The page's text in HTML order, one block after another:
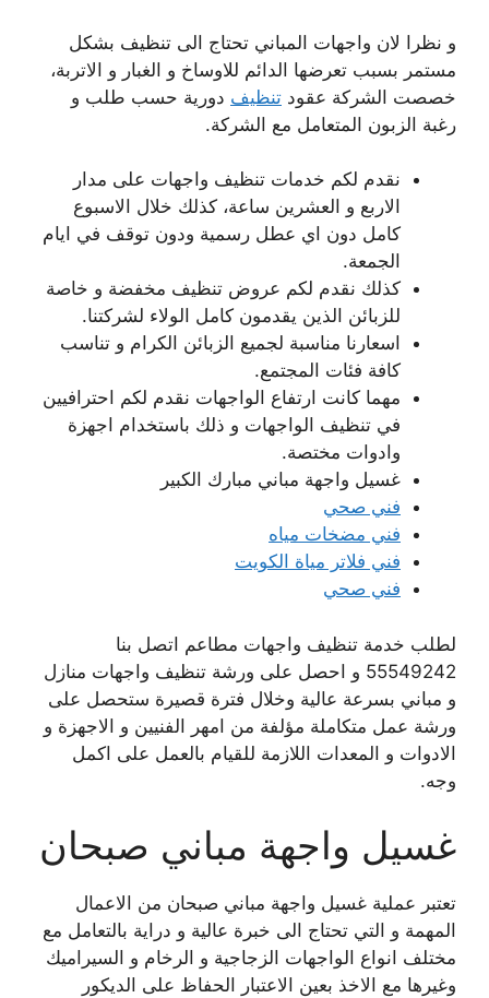
و نظرا لان واجهات المباني تحتاج الى تنظيف بشكل
مستمر بسبب تعرضها الدائم للاوساخ و الغبار و الاتربة،
خصصت الشركة عقود تنظيف دورية حسب طلب و
رغبة الزبون المتعامل مع الشركة.
نقدم لكم خدمات تنظيف واجهات على مدار
الاربع و العشرين ساعة، كذلك خلال الاسبوع
كامل دون اي عطل رسمية ودون توقف في ايام
الجمعة.
كذلك نقدم لكم عروض تنظيف مخفضة و خاصة
للزبائن الذين يقدمون كامل الولاء لشركتنا.
اسعارنا مناسبة لجميع الزبائن الكرام و تناسب
كافة فئات المجتمع.
مهما كانت ارتفاع الواجهات نقدم لكم احترافيين
في تنظيف الواجهات و ذلك باستخدام اجهزة
وادوات مختصة.
غسيل واجهة مباني مبارك الكبير
فني صحي
فني مضخات مياه
فني فلاتر مياة الكويت
فني صحي
لطلب خدمة تنظيف واجهات مطاعم اتصل بنا
55549242 و احصل على ورشة تنظيف واجهات منازل
و مباني بسرعة عالية وخلال فترة قصيرة ستحصل على
ورشة عمل متكاملة مؤلفة من امهر الفنيين و الاجهزة و
الادوات و المعدات اللازمة للقيام بالعمل على اكمل
وجه.
غسيل واجهة مباني صبحان
تعتبر عملية غسيل واجهة مباني صبحان من الاعمال
المهمة و التي تحتاج الى خبرة عالية و دراية بالتعامل مع
مختلف انواع الواجهات الزجاجية و الرخام و السيراميك
وغيرها مع الاخذ بعين الاعتبار الحفاظ على الديكور